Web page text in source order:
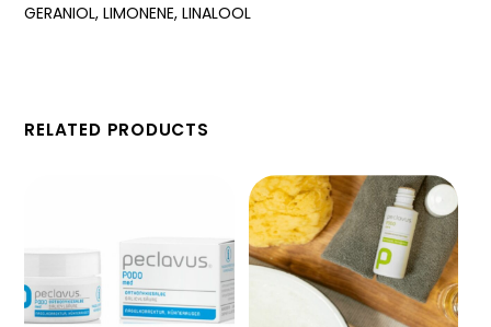
GERANIOL, LIMONENE, LINALOOL
RELATED PRODUCTS